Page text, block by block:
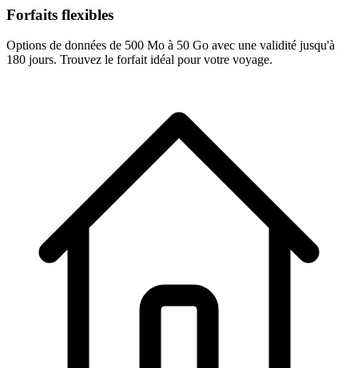
Forfaits flexibles
Options de données de 500 Mo à 50 Go avec une validité jusqu'à
180 jours. Trouvez le forfait idéal pour votre voyage.